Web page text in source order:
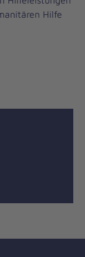
Hilfe